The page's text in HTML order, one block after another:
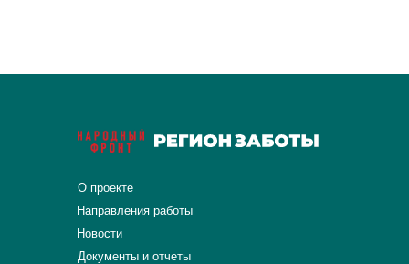
О проекте
Направления работы
Новости
Документы и отчеты